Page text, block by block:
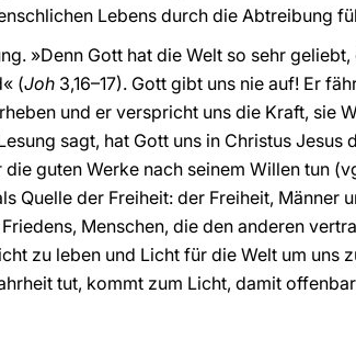
Lebens durch die Abtreibung
»Denn Gott hat die Welt so sehr geliebt,
(Joh 3,16–17). Gott gibt uns nie auf! Er
und er verspricht uns die Kraft, sie
sagt, hat Gott uns in Christus Jesus
guten Werke nach seinem Willen tun
Quelle der Freiheit: der Freiheit, Männer
Menschen, die den anderen
zu leben und Licht für die Welt um uns
tut, kommt zum Licht, damit